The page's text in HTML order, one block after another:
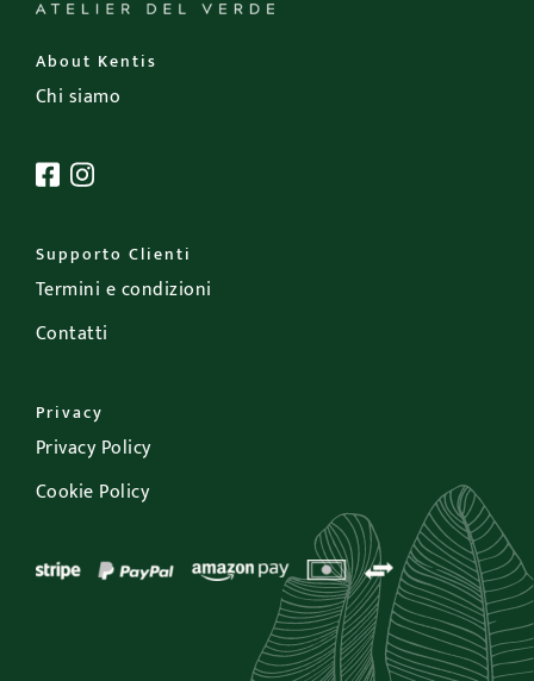
About Kentis
Chi siamo
Supporto Clienti
Termini e condizioni
Contatti
Privacy
Privacy Policy
Cookie Policy